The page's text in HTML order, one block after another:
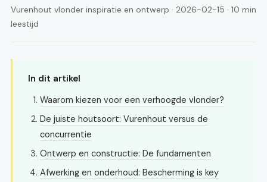
Vurenhout vlonder inspiratie en ontwerp · 2026-02-15 · 10 min
leestijd
In dit artikel
Waarom kiezen voor een verhoogde vlonder?
De juiste houtsoort: Vurenhout versus de
concurrentie
Ontwerp en constructie: De fundamenten
Afwerking en onderhoud: Bescherming is key